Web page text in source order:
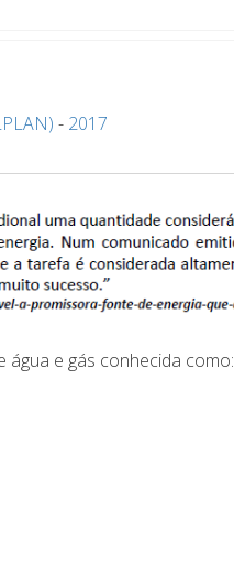
- 2017
água e gás conhecida como: